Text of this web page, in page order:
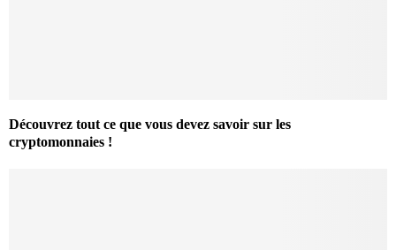
Découvrez tout ce que vous devez savoir sur les
cryptomonnaies !